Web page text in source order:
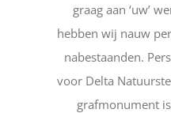
graag aan ‘uw’
hebben wij nauw
nabestaanden.
voor Delta
grafmonument